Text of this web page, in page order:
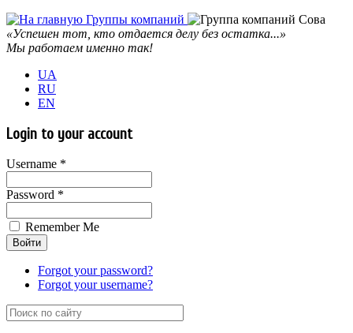
«Успешен тот, кто отдается делу без остатка...»
Мы работаем именно так!
UA
RU
EN
Login to your account
Username *
Password *
Remember Me
Forgot your password?
Forgot your username?